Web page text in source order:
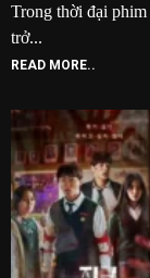
Trong thời đại phim
trở...
READ MORE..